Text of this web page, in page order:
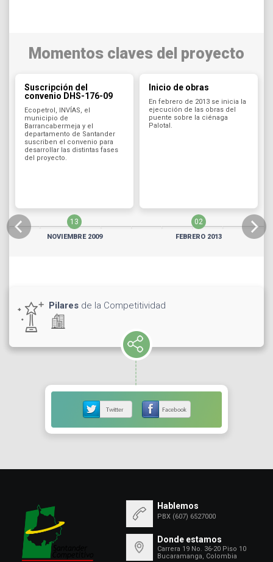
Momentos claves del proyecto
Suscripción del
convenio DHS-176-09
Ecopetrol, INVÍAS, el
municipio de
Barrancabermeja y el
departamento de Santander
suscriben el convenio para
desarrollar las distintas fases
del proyecto.
13
NOVIEMBRE 2009
Inicio de obras
En febrero de 2013 se inicia la
ejecución de las obras del
puente sobre la ciénaga
Palotal.
02
FEBRERO 2013
Pilares de la Competitividad
Hablemos
PBX (607) 6527000
Donde estamos
Carrera 19 No. 36-20 Piso 10
Bucaramanga, Colombia